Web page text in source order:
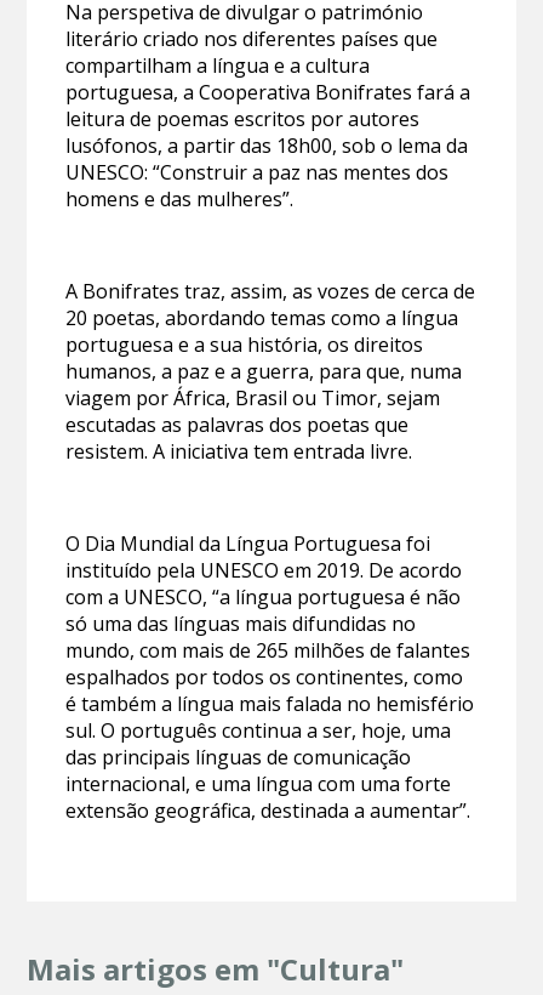
Na perspetiva de divulgar o património
literário criado nos diferentes países que
compartilham a língua e a cultura
portuguesa, a Cooperativa Bonifrates fará a
leitura de poemas escritos por autores
lusófonos, a partir das 18h00, sob o lema da
UNESCO: “Construir a paz nas mentes dos
homens e das mulheres”.
A Bonifrates traz, assim, as vozes de cerca de
20 poetas, abordando temas como a língua
portuguesa e a sua história, os direitos
humanos, a paz e a guerra, para que, numa
viagem por África, Brasil ou Timor, sejam
escutadas as palavras dos poetas que
resistem. A iniciativa tem entrada livre.
O Dia Mundial da Língua Portuguesa foi
instituído pela UNESCO em 2019. De acordo
com a UNESCO, “a língua portuguesa é não
só uma das línguas mais difundidas no
mundo, com mais de 265 milhões de falantes
espalhados por todos os continentes, como
é também a língua mais falada no hemisfério
sul. O português continua a ser, hoje, uma
das principais línguas de comunicação
internacional, e uma língua com uma forte
extensão geográfica, destinada a aumentar”.
Mais artigos em "Cultura"